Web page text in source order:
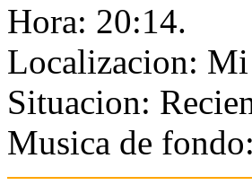
Hora: 20:14.
Localizacion:
Situacion:
Musica de